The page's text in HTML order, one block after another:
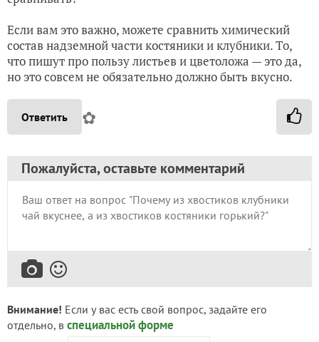
Если вам это важно, можете сравнить химический
состав надземной части костяники и клубники. То,
что пишут про пользу листьев и цветоложа — это да,
но это совсем не обязательно должно быть вкусно.
Ответить ✿
Пожалуйста, оставьте комментарий
Внимание! Если у вас есть свой вопрос, задайте его
отдельно, в специальной форме